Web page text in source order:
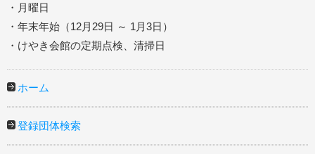
・月曜日
・年末年始（12月29日 ～ 1月3日）
・けやき会館の定期点検、清掃日
ホーム
登録団体検索